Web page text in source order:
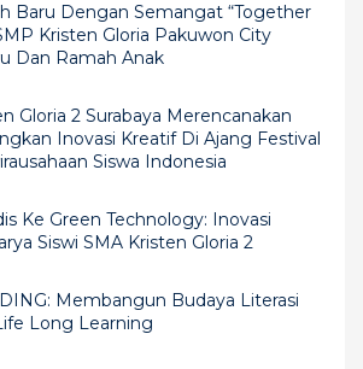
Baru Dengan Semangat “Together
Kristen Gloria Pakuwon City
Dan Ramah Anak
Gloria 2 Surabaya Merencanakan
Inovasi Kreatif Di Ajang Festival
Siswa Indonesia
Ke Green Technology: Inovasi
Siswi SMA Kristen Gloria 2
Membangun Budaya Literasi
Long Learning